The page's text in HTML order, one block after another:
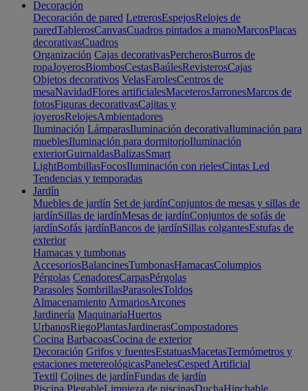
Decoración
Decoración de pared LetrerosEspejosRelojes de
paredTablerosCanvasCuadros pintados a manoMarcosPlacas
decorativasCuadros
Organización Cajas decorativasPercherosBurros de
ropaJoyerosBiombosCestasBaúlesRevisterosCajas
Objetos decorativos VelasFarolesCentros de
mesaNavidadFlores artificialesMaceterosJarronesMarcos de
fotosFiguras decorativasCajitas y
joyerosRelojesAmbientadores
Iluminación LámparasIluminación decorativaIluminación para
mueblesIluminación para dormitorioIluminación
exteriorGuirnaldasBalizasSmart
LightBombillasFocosIluminación con rielesCintas Led
Tendencias y temporadas
Jardín
Muebles de jardín Set de jardínConjuntos de mesas y sillas de
jardínSillas de jardínMesas de jardínConjuntos de sofás de
jardínSofás jardínBancos de jardínSillas colgantesEstufas de
exterior
Hamacas y tumbonas
AccesoriosBalancinesTumbonasHamacasColumpios
Pérgolas CenadoresCarpasPérgolas
Parasoles SombrillasParasolesToldos
Almacenamiento ArmariosArcones
Jardinería MaquinariaHuertos
UrbanosRiegoPlantasJardinerasCompostadores
Cocina BarbacoasCocina de exterior
Decoración Grifos y fuentesEstatuasMacetasTermómetros y
estaciones metereológicasPanelesCesped Artificial
Textil Cojines de jardínFundas de jardín
Piscina PlegableLimpieza de piscinasDuchaHinchable